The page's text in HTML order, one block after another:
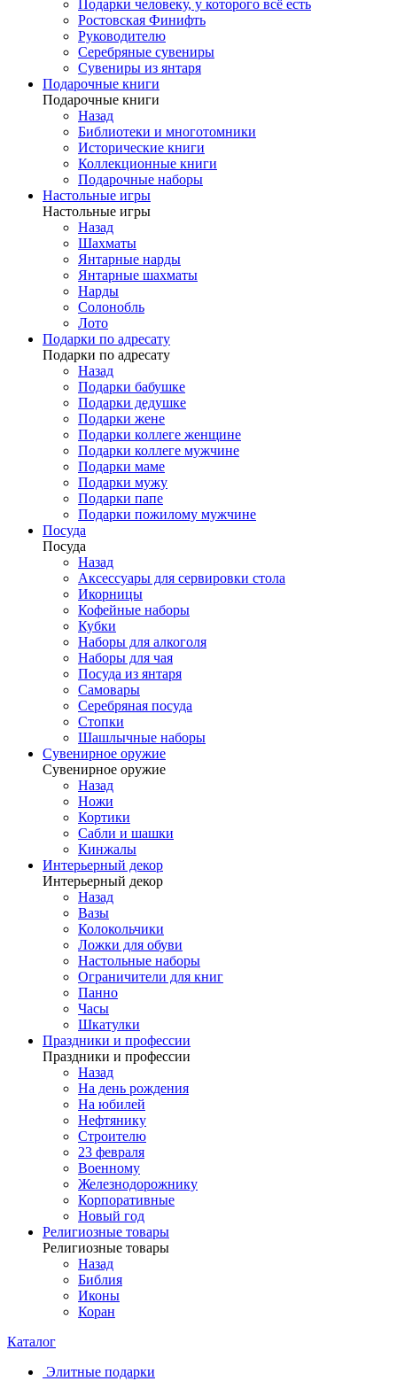
Подарки человеку, у которого всё есть
Ростовская Финифть
Руководителю
Серебряные сувениры
Сувениры из янтаря
Подарочные книги
Подарочные книги
Назад
Библиотеки и многотомники
Исторические книги
Коллекционные книги
Подарочные наборы
Настольные игры
Настольные игры
Назад
Шахматы
Янтарные нарды
Янтарные шахматы
Нарды
Солонобль
Лото
Подарки по адресату
Подарки по адресату
Назад
Подарки бабушке
Подарки дедушке
Подарки жене
Подарки коллеге женщине
Подарки коллеге мужчине
Подарки маме
Подарки мужу
Подарки папе
Подарки пожилому мужчине
Посуда
Посуда
Назад
Аксессуары для сервировки стола
Икорницы
Кофейные наборы
Кубки
Наборы для алкоголя
Наборы для чая
Посуда из янтаря
Самовары
Серебряная посуда
Стопки
Шашлычные наборы
Сувенирное оружие
Сувенирное оружие
Назад
Ножи
Кортики
Сабли и шашки
Кинжалы
Интерьерный декор
Интерьерный декор
Назад
Вазы
Колокольчики
Ложки для обуви
Настольные наборы
Ограничители для книг
Панно
Часы
Шкатулки
Праздники и профессии
Праздники и профессии
Назад
На день рождения
На юбилей
Нефтянику
Строителю
23 февраля
Военному
Железнодорожнику
Корпоративные
Новый год
Религиозные товары
Религиозные товары
Назад
Библия
Иконы
Коран
Каталог
Элитные подарки